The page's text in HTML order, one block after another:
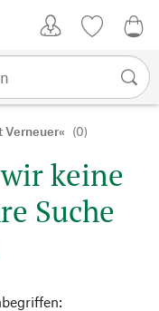
Verneuer« (0)
keine
Suche